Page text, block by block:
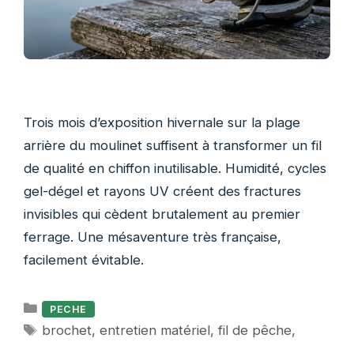
Trois mois d’exposition hivernale sur la plage
arrière du moulinet suffisent à transformer un fil
de qualité en chiffon inutilisable. Humidité, cycles
gel-dégel et rayons UV créent des fractures
invisibles qui cèdent brutalement au premier
ferrage. Une mésaventure très française,
facilement évitable.
Catégories
PECHE
Étiquettes
brochet,entretien matériel,fil de pêche,